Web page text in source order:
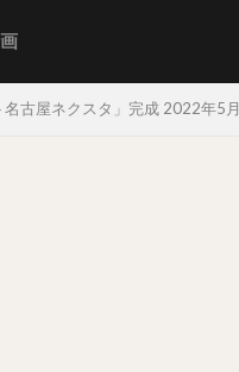
古屋ネクスタ」完成 2022年5月